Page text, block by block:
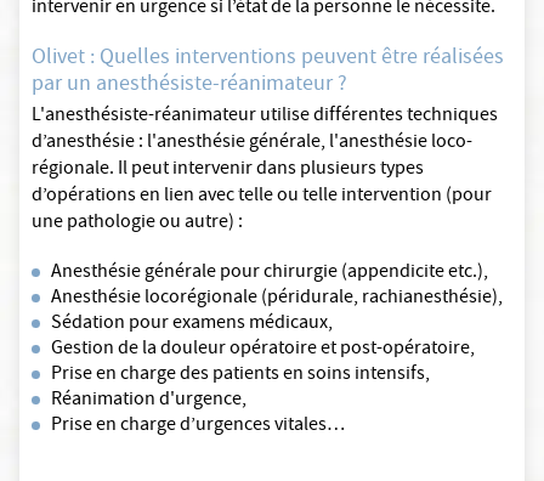
intervenir en urgence si l’état de la personne le nécessite.
Olivet : Quelles interventions peuvent être réalisées
par un anesthésiste-réanimateur ?
L'anesthésiste-réanimateur utilise différentes techniques
d’anesthésie : l'anesthésie générale, l'anesthésie loco-
régionale. Il peut intervenir dans plusieurs types
d’opérations en lien avec telle ou telle intervention (pour
une pathologie ou autre) :
Anesthésie générale pour chirurgie (appendicite etc.),
Anesthésie locorégionale (péridurale, rachianesthésie),
Sédation pour examens médicaux,
Gestion de la douleur opératoire et post-opératoire,
Prise en charge des patients en soins intensifs,
Réanimation d'urgence,
Prise en charge d’urgences vitales…